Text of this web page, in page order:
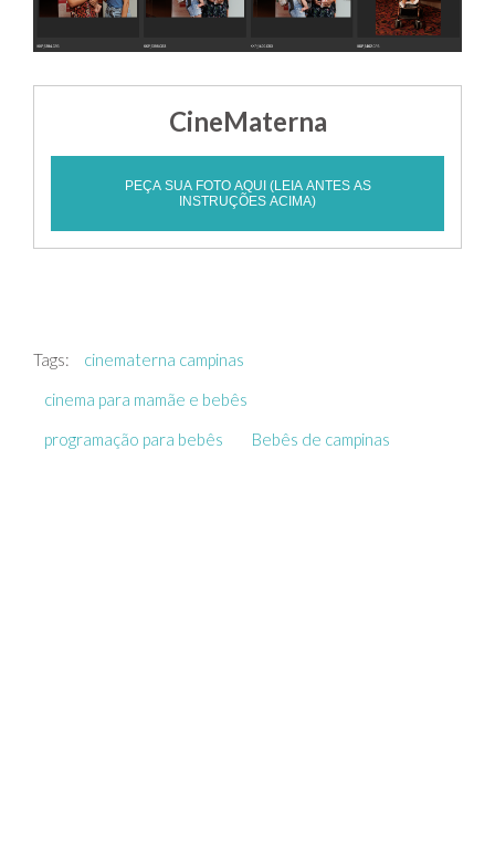
CineMaterna
PEÇA SUA FOTO AQUI (LEIA ANTES AS
INSTRUÇÕES ACIMA)
Tags:
cinematerna campinas
cinema para mamãe e bebês
programação para bebês
Bebês de campinas